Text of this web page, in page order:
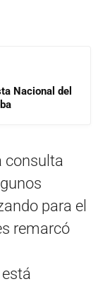
Nacional del
consulta
para el
remarcó